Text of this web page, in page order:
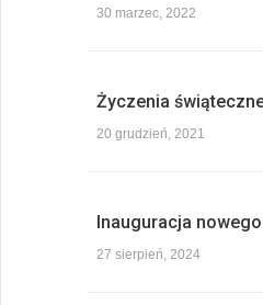
30 marzec, 2022
Życzenia
20 grudzień, 2021
Inauguracja
27 sierpień, 2024